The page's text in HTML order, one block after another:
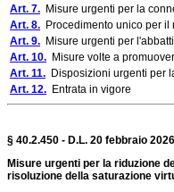
Art. 7. Misure urgenti per la
Art. 8. Procedimento unico per
Art. 9. Misure urgenti per
Art. 10. Misure volte a
Art. 11. Disposizioni urgenti per
Art. 12. Entrata in vigore
§ 40.2.450 - D.L. 20 febbraio
Misure urgenti per la riduzione
risoluzione della saturazione